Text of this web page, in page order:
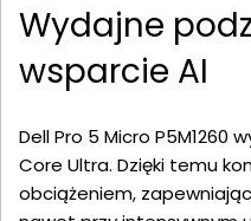
Wydajne
wsparcie AI
Dell Pro 5 Micro P5M1260
Core Ultra. Dzięki temu
obciążeniem,